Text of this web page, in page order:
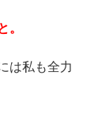
は私も全力